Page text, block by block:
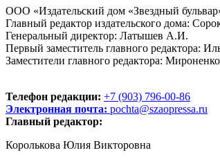
ООО «Издательский дом «Звездный
Главный редактор издательского дома:
Генеральный директор: Латышев А.И.
Первый заместитель главного редактора:
Заместители главного редактора:
Телефон редакции: +7 (903) 796-00-86
Электронная почта: pochta@szaopressa.ru
Главный редактор:
Королькова Юлия Викторовна